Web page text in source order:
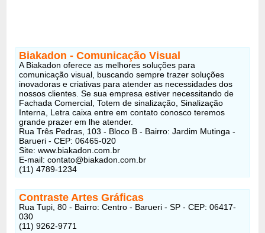
Biakadon - Comunicação Visual
A Biakadon oferece as melhores soluções para
comunicação visual, buscando sempre trazer soluções
inovadoras e criativas para atender as necessidades dos
nossos clientes. Se sua empresa estiver necessitando de
Fachada Comercial, Totem de sinalização, Sinalização
Interna, Letra caixa entre em contato conosco teremos
grande prazer em lhe atender.
Rua Três Pedras, 103 - Bloco B - Bairro: Jardim Mutinga -
Barueri - CEP: 06465-020
Site: www.biakadon.com.br
E-mail: contato@biakadon.com.br
(11) 4789-1234
Contraste Artes Gráficas
Rua Tupi, 80 - Bairro: Centro - Barueri - SP - CEP: 06417-
030
(11) 9262-9771